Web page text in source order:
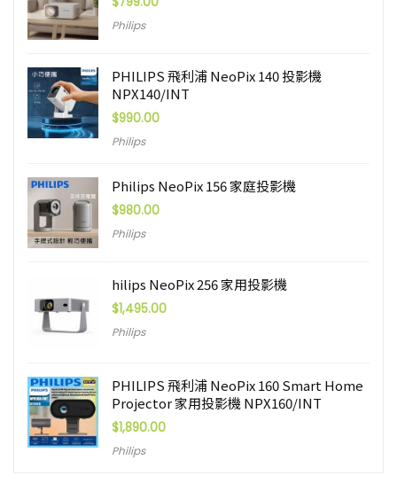
Philips
PHILIPS 飛利浦 NeoPix 140 投影機
NPX140/INT
$990.00
Philips
Philips NeoPix 156 家庭投影機
$980.00
Philips
hilips NeoPix 256 家用投影機
$1,495.00
Philips
PHILIPS 飛利浦 NeoPix 160 Smart Home
Projector 家用投影機 NPX160/INT
$1,890.00
Philips